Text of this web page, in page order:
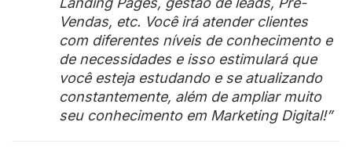
Vendas, etc. Você irá atender clientes
com diferentes níveis de conhecimento e
de necessidades e isso estimulará que
você esteja estudando e se atualizando
constantemente, além de ampliar muito
seu conhecimento em Marketing Digital!”